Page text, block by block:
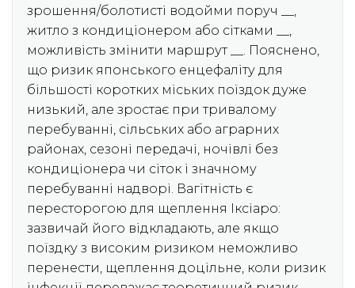
зрошення/болотисті водойми поруч __,
житло з кондиціонером або сітками __,
можливість змінити маршрут __. Пояснено,
що ризик японського енцефаліту для
більшості коротких міських поїздок дуже
низький, але зростає при тривалому
перебуванні, сільських або аграрних
районах, сезоні передачі, ночівлі без
кондиціонера чи сіток і значному
перебуванні надворі. Вагітність є
пересторогою для щеплення Іксіаро:
зазвичай його відкладають, але якщо
поїздку з високим ризиком неможливо
перенести, щеплення доцільне, коли ризик